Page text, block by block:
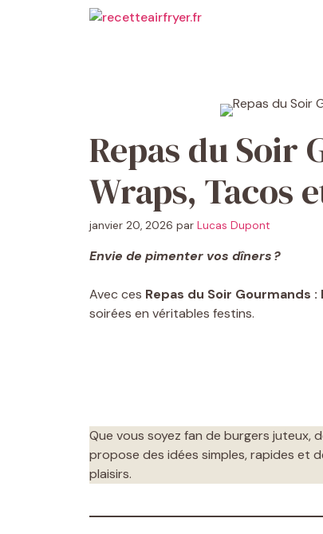
Repas du Soir
Wraps, Tacos
janvier 20, 2026 par Lucas Dupont
Envie de pimenter vos dîners ?
Avec ces Repas du Soir Gourmands
soirées en véritables festins.
Que vous soyez fan de burgers juteux,
propose des idées simples, rapides et
plaisirs.